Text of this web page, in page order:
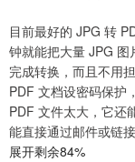
目前最好的 JPG 转
钟就能把大量 JPG
完成转换，而且不用
PDF 文档设密码保护
PDF 文件太大，它还
能直接通过邮件或链
展开剩余84%